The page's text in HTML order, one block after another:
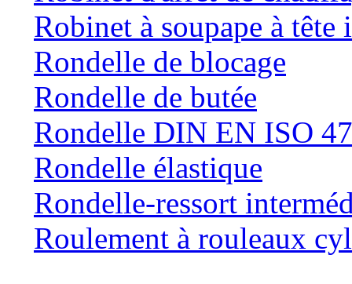
Robinet à soupape à tête
Rondelle de blocage
Rondelle de butée
Rondelle DIN EN ISO
Rondelle élastique
Rondelle-ressort
Roulement à rouleaux